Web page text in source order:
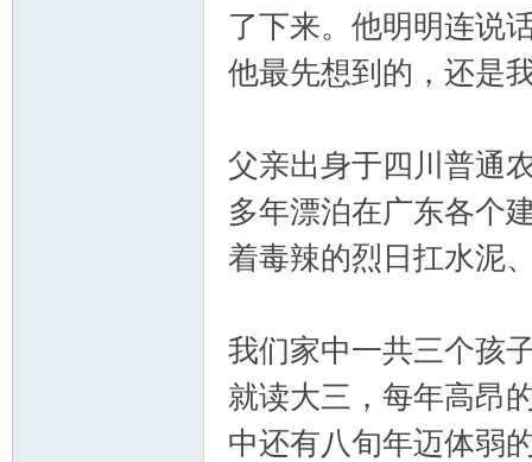
了下来。他明明连说
他最先想到的，还是
父亲出身于四川普通
多年漂泊在广东各个
着毒辣的烈日扛水泥
我们家中一共三个孩
就读大三，每年高昂
中还有八旬年迈体弱